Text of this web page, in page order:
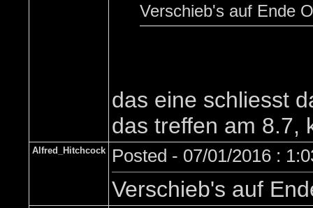
Verschieb's auf Ende
das eine schliesst
das treffen am 8.7,
Alfred_Hitchcock Posted - 07/01/2016 :
Verschieb's auf